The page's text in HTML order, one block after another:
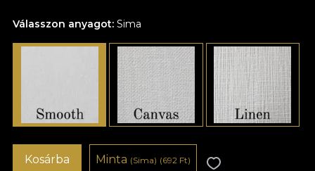
Válasszon anyagot: Sima
Kosárba Minta (Sima) (692 Ft)